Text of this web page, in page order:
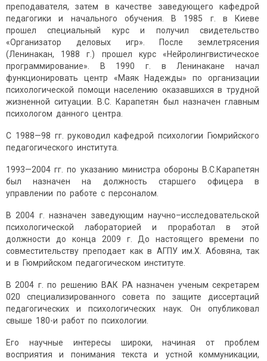
преподавателя, затем в качестве заведующего кафедрой
педагогики и начального обучения. В 1985 г. в Киеве
прошел специальный курс и получил свидетельство
«Организатор деловых игр». После землетрясения
(Ленинакан, 1988 г.) прошел курс «Нейролингвистическое
программирование». В 1990 г. в Ленинакане начал
функционировать центр «Маяк Надежды» по организации
психологической помощи населению оказавшихся в трудной
жизненной ситуации. В.С. Карапетян был назначен главным
психологом данного центра.
С 1988—98 гг. руководил кафедрой психологии Гюмрийского
педагогического института.
1993—2004 гг. по указанию министра обороны В.С.Карапетян
был назначен на должность старшего офицера в
управлении по работе с персоналом.
В 2004 г. назначен заведующим научно–исследовательской
психологической лабораторией и проработал в этой
должности до конца 2009 г. До настоящего времени по
совместительству преподает как в АГПУ им.Х. Абовяна, так
и в Гюмрийском педагогическом институте.
В 2004 г. по решению ВАК РА назначен ученым секретарем
020 специализированного совета по защите диссертаций
педагогических и психологических наук. Он опубликовал
свыше 180-и работ по психологии.
Его научные интересы широки, начиная от проблем
восприятия и понимания текста и устной коммуникации,